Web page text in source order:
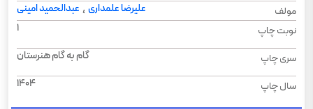
مولف
علیرضا علمداری ، عبدالحمید امینی
نوبت چاپ
1
سری چاپ گام به گام هنرستان
سال چاپ 1404